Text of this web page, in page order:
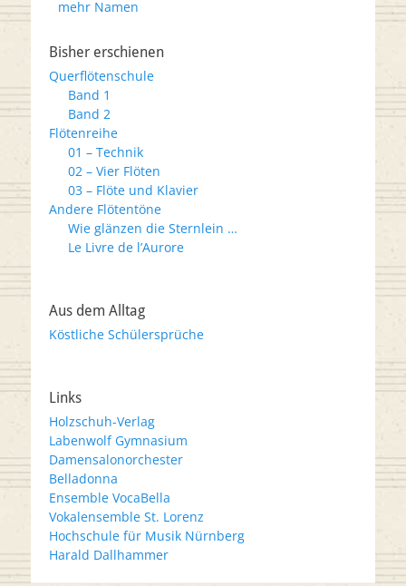
Beitrag:
mehr Namen
Bisher erschienen
Querflötenschule
Band 1
Band 2
Flötenreihe
01 – Technik
02 – Vier Flöten
03 – Flöte und Klavier
Andere Flötentöne
Wie glänzen die Sternlein …
Le Livre de l’Aurore
Aus dem Alltag
Köstliche Schülersprüche
Links
Holzschuh-Verlag
Labenwolf Gymnasium
Damensalonorchester
Belladonna
Ensemble VocaBella
Vokalensemble St. Lorenz
Hochschule für Musik Nürnberg
Harald Dallhammer